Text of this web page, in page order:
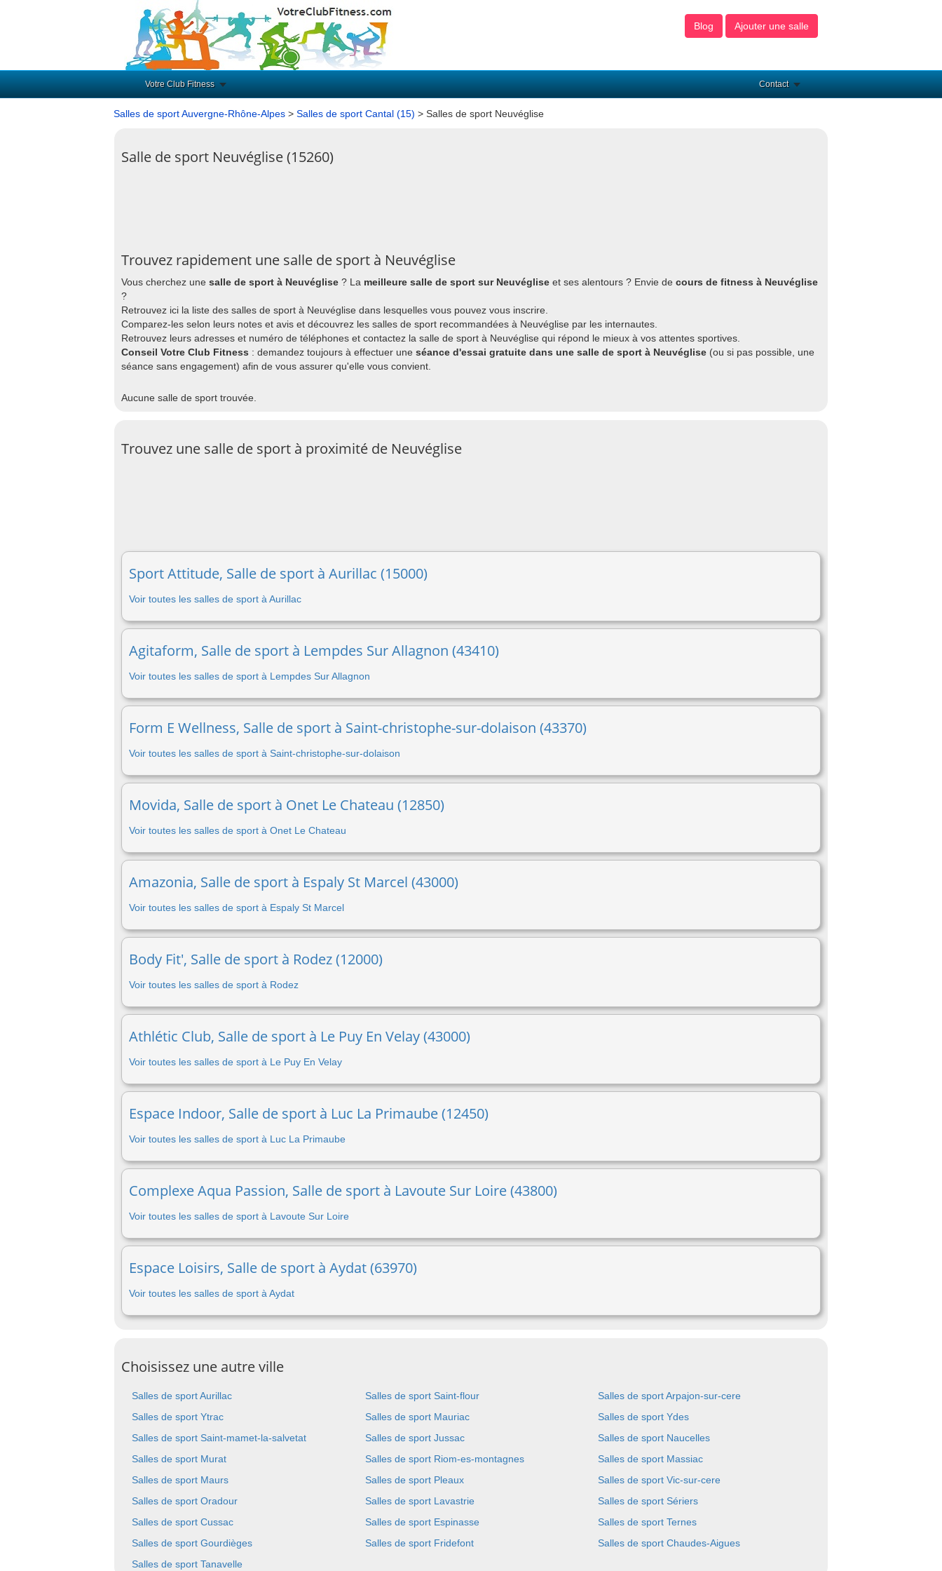
Blog Ajouter une salle
Votre Club Fitness Contact
Salles de sport Auvergne-Rhône-Alpes > Salles de sport Cantal (15) > Salles de sport Neuvéglise
Salle de sport Neuvéglise (15260)
Trouvez rapidement une salle de sport à Neuvéglise
Vous cherchez une salle de sport à Neuvéglise ? La meilleure salle de sport sur Neuvéglise et ses alentours ? Envie de cours de fitness à Neuvéglise
?
Retrouvez ici la liste des salles de sport à Neuvéglise dans lesquelles vous pouvez vous inscrire.
Comparez-les selon leurs notes et avis et découvrez les salles de sport recommandées à Neuvéglise par les internautes.
Retrouvez leurs adresses et numéro de téléphones et contactez la salle de sport à Neuvéglise qui répond le mieux à vos attentes sportives.
Conseil Votre Club Fitness : demandez toujours à effectuer une séance d'essai gratuite dans une salle de sport à Neuvéglise (ou si pas possible, une
séance sans engagement) afin de vous assurer qu'elle vous convient.
Aucune salle de sport trouvée.
Trouvez une salle de sport à proximité de Neuvéglise
Sport Attitude, Salle de sport à Aurillac (15000)
Voir toutes les salles de sport à Aurillac
Agitaform, Salle de sport à Lempdes Sur Allagnon (43410)
Voir toutes les salles de sport à Lempdes Sur Allagnon
Form E Wellness, Salle de sport à Saint-christophe-sur-dolaison (43370)
Voir toutes les salles de sport à Saint-christophe-sur-dolaison
Movida, Salle de sport à Onet Le Chateau (12850)
Voir toutes les salles de sport à Onet Le Chateau
Amazonia, Salle de sport à Espaly St Marcel (43000)
Voir toutes les salles de sport à Espaly St Marcel
Body Fit', Salle de sport à Rodez (12000)
Voir toutes les salles de sport à Rodez
Athlétic Club, Salle de sport à Le Puy En Velay (43000)
Voir toutes les salles de sport à Le Puy En Velay
Espace Indoor, Salle de sport à Luc La Primaube (12450)
Voir toutes les salles de sport à Luc La Primaube
Complexe Aqua Passion, Salle de sport à Lavoute Sur Loire (43800)
Voir toutes les salles de sport à Lavoute Sur Loire
Espace Loisirs, Salle de sport à Aydat (63970)
Voir toutes les salles de sport à Aydat
Choisissez une autre ville
Salles de sport Aurillac Salles de sport Saint-flour
Salles de sport Arpajon-sur-cere
Salles de sport Ytrac
Salles de sport Mauriac
Salles de sport Ydes
Salles de sport Saint-mamet-la-salvetat
Salles de sport Jussac
Salles de sport Naucelles
Salles de sport Murat
Salles de sport Riom-es-montagnes
Salles de sport Massiac
Salles de sport Maurs
Salles de sport Pleaux
Salles de sport Vic-sur-cere
Salles de sport Oradour
Salles de sport Lavastrie
Salles de sport Sériers
Salles de sport Cussac
Salles de sport Espinasse
Salles de sport Ternes
Salles de sport Gourdièges
Salles de sport Fridefont
Salles de sport Chaudes-Aigues
Salles de sport Tanavelle